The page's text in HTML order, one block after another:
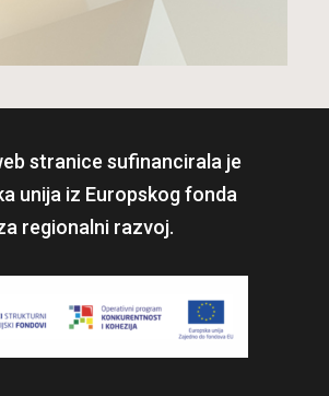
stranice sufinancirala je
unija iz Europskog fonda
regionalni razvoj.